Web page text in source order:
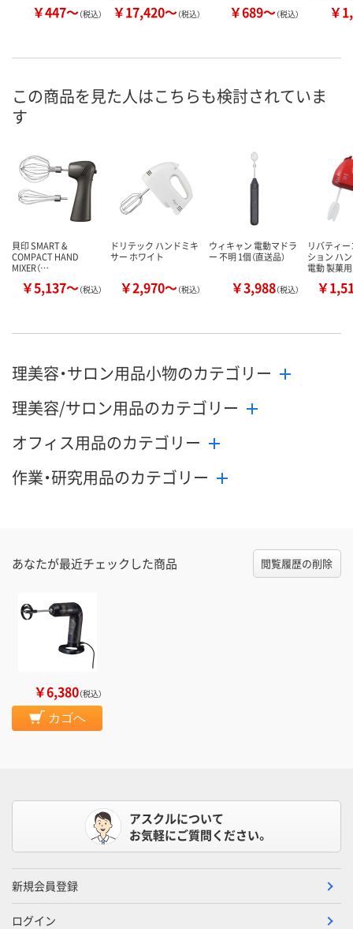
￥447～（税込） ￥17,420～（税込） ￥689～（税込） ￥
この商品を見た人はこちらも検討されていま
す
貝印 SMART &
COMPACT HAND
MIXER（…
￥5,137～（税込）
ドリテック ハンドミキ
サー ホワイト
￥2,970～（税込）
ウィキャン 電動マドラ
ー 不明 1個（直送品）
￥3,988（税込）
リバティ
ション ハ
電動 製菓
￥
理美容・サロン用品小物のカテゴリー
理美容/サロン用品のカテゴリー
オフィス用品のカテゴリー
作業・研究用品のカテゴリー
あなたが最近チェックした商品 閲覧履歴の削除
￥6,380（税込）
カゴへ
アスクルについて
お気軽にご質問ください。
新規会員登録
ログイン